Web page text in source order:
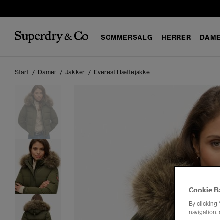
SOMMERSALG HERRER
Start Damer Jakker Everest Hættejakke
Cookie
By clicking
navigation,